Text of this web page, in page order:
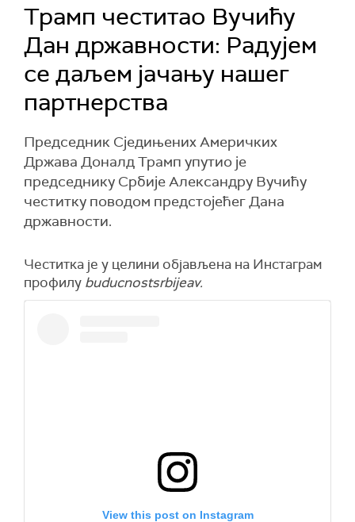
Трамп честитао Вучићу
Дан државности: Радујем
се даљем јачању нашег
партнерства
Председник Сједињених Америчких
Држава Доналд Трамп упутио је
председнику Србије Александру Вучићу
честитку поводом предстојећег Дана
државности.
Честитка је у целини објављена на Инстаграм
профилу buducnostsrbijeav.
View this post on Instagram